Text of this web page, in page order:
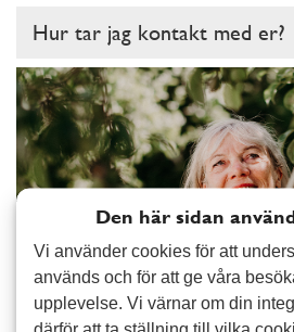
Hur tar jag kontakt med er?
Den här sidan
Vi använder cookies för att
används och för att ge våra
upplevelse. Vi värnar om din